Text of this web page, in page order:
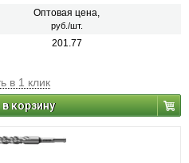
Оптовая цена,
руб./шт.
201.77
в 1 клик
корзину